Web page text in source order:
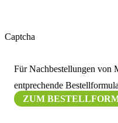
Captcha
Für Nachbestellungen von
entprechende
ZUM